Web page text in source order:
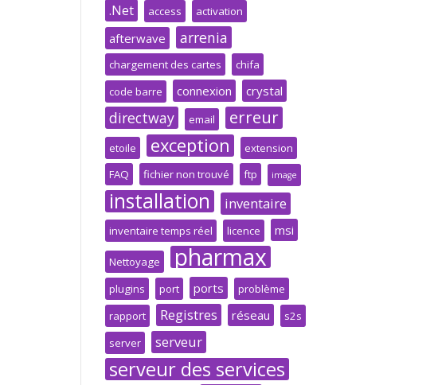
.Net access activation
afterwave arrenia
chargement des cartes
chifa
code barre
connexion crystal
directway email erreur
etoile exception
extension
FAQ
fichier non trouvé ftp image
installation inventaire
inventaire temps réel licence msi
Nettoyage pharmax
plugins port ports
problème
rapport
Registres réseau
s2s
server
serveur
serveur des services